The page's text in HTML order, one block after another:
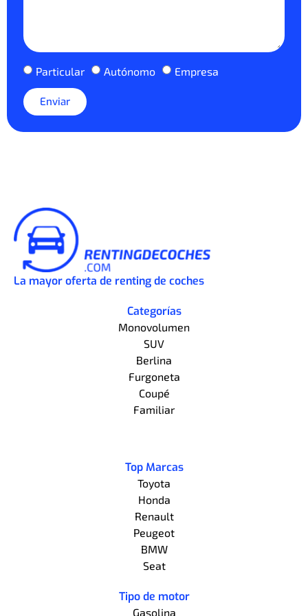
Particular Autónomo Empresa
Enviar
La mayor oferta de renting de coches
Categorías
Monovolumen
SUV
Berlina
Furgoneta
Coupé
Familiar
Top Marcas
Toyota
Honda
Renault
Peugeot
BMW
Seat
Tipo de motor
Gasolina